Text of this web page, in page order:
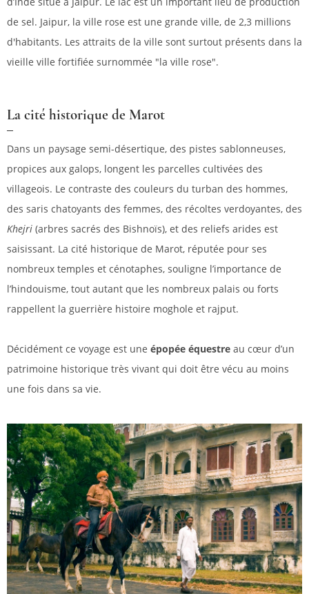
de sel. Jaipur, la ville rose est une grande ville, de 2,3 millions
d'habitants. Les attraits de la ville sont surtout présents dans la
vieille ville fortifiée surnommée "la ville rose".
La cité historique de Marot
Dans un paysage semi-désertique, des pistes sablonneuses,
propices aux galops, longent les parcelles cultivées des
villageois. Le contraste des couleurs du turban des hommes,
des saris chatoyants des femmes, des récoltes verdoyantes, des
Khejri (arbres sacrés des Bishnoïs), et des reliefs arides est
saisissant. La cité historique de Marot, réputée pour ses
nombreux temples et cénotaphes, souligne l’importance de
l’hindouisme, tout autant que les nombreux palais ou forts
rappellent la guerrière histoire moghole et rajput.
Décidément ce voyage est une épopée équestre au cœur d’un
patrimoine historique très vivant qui doit être vécu au moins
une fois dans sa vie.